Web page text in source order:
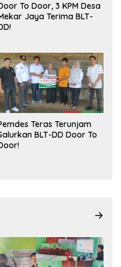
To Door, 3 KPM Desa
Jaya Terima BLT-
Teras Terunjam
BLT-DD Door To